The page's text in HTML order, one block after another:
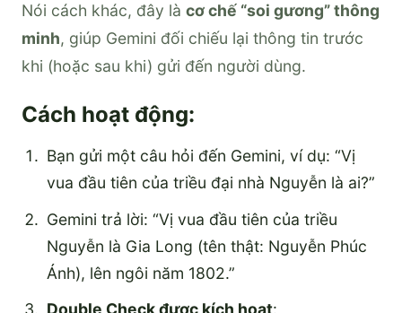
Nói cách khác, đây là cơ chế “soi gương” thông
minh, giúp Gemini đối chiếu lại thông tin trước
khi (hoặc sau khi) gửi đến người dùng.
Cách hoạt động:
Bạn gửi một câu hỏi đến Gemini, ví dụ: “Vị
vua đầu tiên của triều đại nhà Nguyễn là ai?”
Gemini trả lời: “Vị vua đầu tiên của triều
Nguyễn là Gia Long (tên thật: Nguyễn Phúc
Ánh), lên ngôi năm 1802.”
Double Check được kích hoạt: